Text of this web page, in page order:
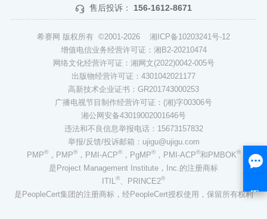
售后投诉： 156-1612-8671
希赛网 版权所有 ©2001-2026 湘ICP备10203241号-12
增值电信业务经营许可证：湘B2-20210474
网络文化经营许可证：湘网文(2022)0042-005号
出版物经营许可证：4301042021177
高新技术企业证书：GR201743000253
广播电视节目制作经营许可证：(湘)字00306号
湘公网安备43019002001646号
违法和不良信息举报电话：15673157832
举报/反馈/投诉邮箱：ujigu@ujigu.com
PMP®，PMP®，PMI-ACP®，PgMP®，PMI-ACP®和PMBOK®
是Project Management Institute，Inc.的注册商标
ITIL®、PRINCE2®
是PeopleCert集团的注册商标，经PeopleCert授权使用，保留所有权利